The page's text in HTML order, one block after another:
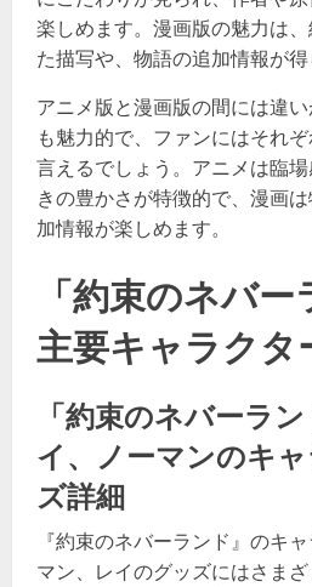
楽しめます。漫画版の魅力は
た描写や、物語の追加情報が得
アニメ版と漫画版の間には違
も魅力的で、ファンにはそれ
言えるでしょう。アニメは臨
きの豊かさが特徴的で、漫画
加情報が楽しめます​​。
「約束のネバ
主要キャラクタ
「約束のネバーラ
イ、ノーマンのキ
ズ詳細
『約束のネバーランド』のキ
マン、レイのグッズにはさまざ